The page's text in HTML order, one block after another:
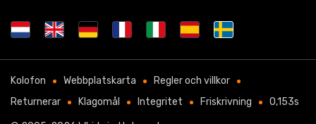
Kolofon Webbplatskarta
Regler och villkor
Returnerar
Klagomål Integritet Friskrivning 0,153s